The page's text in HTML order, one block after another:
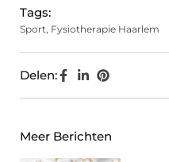
Tags:
Sport, Fysiotherapie Haarlem
Delen:
Meer Berichten